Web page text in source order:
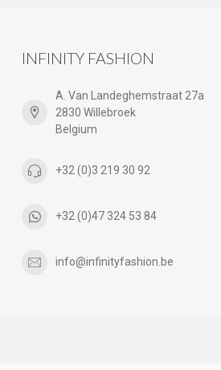
INFINITY FASHION
A. Van Landeghemstraat 27a
2830 Willebroek
Belgium
+32 (0)3 219 30 92
+32 (0)47 324 53 84
info@infinityfashion.be